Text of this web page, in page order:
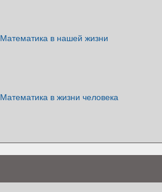
Математика в нашей жизни
Математика в жизни человека